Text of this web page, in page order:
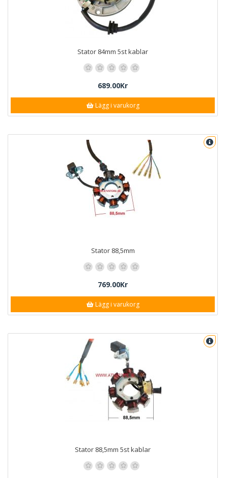
Stator 84mm 5st kablar
689.00Kr
Lägg i varukorg
Stator 88,5mm
769.00Kr
Lägg i varukorg
Stator 88,5mm 5st kablar